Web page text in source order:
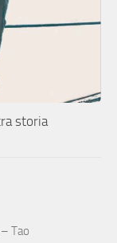
storia
Tao